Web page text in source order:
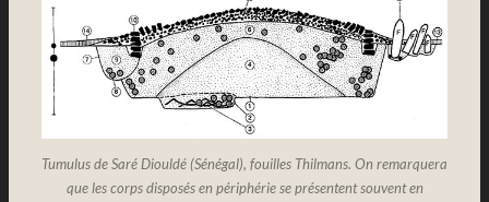
Tumulus de Saré Diouldé (Sénégal), fouilles Thilmans. On remarquera
que les corps disposés en périphérie se présentent souvent en